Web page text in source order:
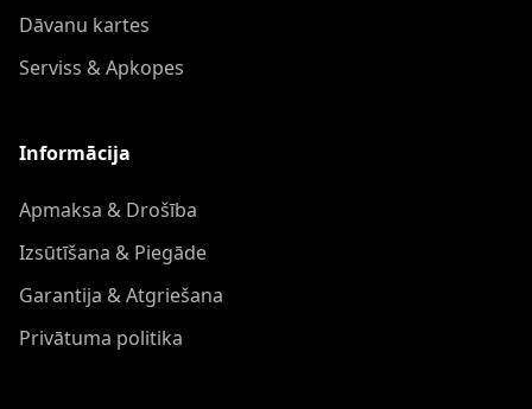
Dāvanu kartes
Serviss & Apkopes
Informācija
Apmaksa & Drošība
Izsūtīšana & Piegāde
Garantija & Atgriešana
Privātuma politika